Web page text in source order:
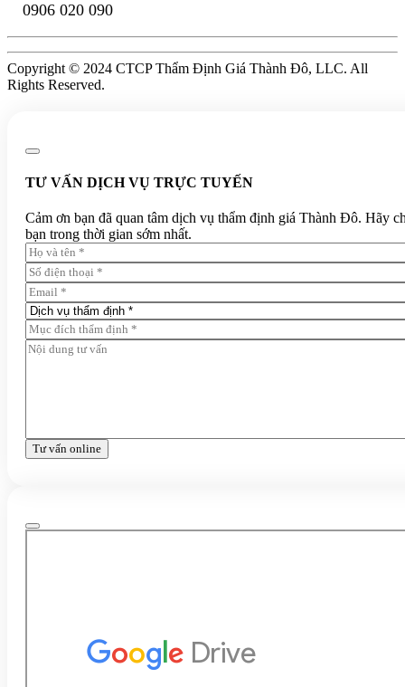
0906 020 090
Copyright © 2024 CTCP Thẩm Định Giá Thành Đô, LLC. All
Rights Reserved.
TƯ VẤN DỊCH VỤ TRỰC TUYẾN
Cảm ơn bạn đã quan tâm dịch vụ thẩm định giá Thành Đô. Hãy
bạn trong thời gian sớm nhất.
Tư vấn online